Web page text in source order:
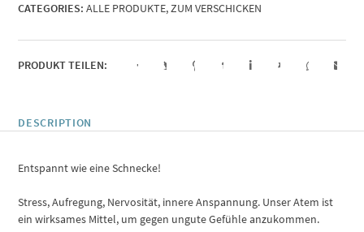
CATEGORIES: ALLE PRODUKTE,ZUM VERSCHICKEN
PRODUKT TEILEN:
DESCRIPTION
Entspannt wie eine Schnecke!
Stress, Aufregung, Nervosität, innere Anspannung. Unser Atem ist
ein wirksames Mittel, um gegen ungute Gefühle anzukommen.